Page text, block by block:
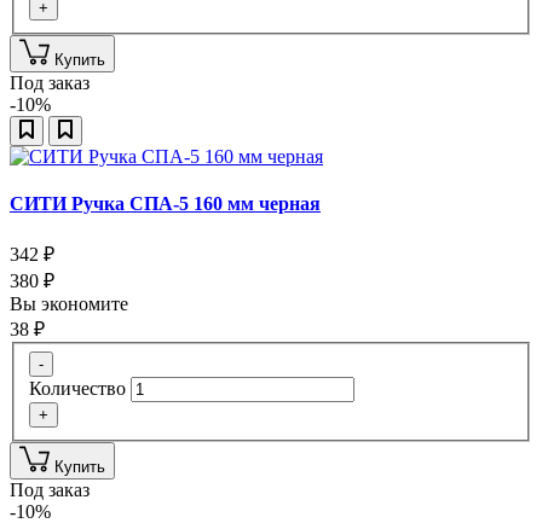
+
Купить
Под заказ
-10%
СИТИ Ручка СПА-5 160 мм черная
342 ₽
380 ₽
Вы экономите
38 ₽
-
Количество
+
Купить
Под заказ
-10%